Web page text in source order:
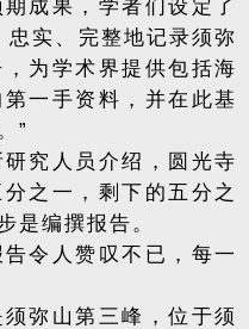
成果，学者们设定了
忠实、完整地记录须弥
为学术界提供包括海
一手资料，并在此基
”
究人员介绍，圆光寺
之一，剩下的五分之
是编撰报告。
令人赞叹不已，每一
弥山第三峰，位于须